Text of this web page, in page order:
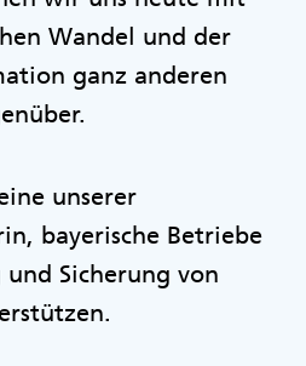
Wandel und der
ganz anderen
unserer
bayerische Betriebe
Sicherung von